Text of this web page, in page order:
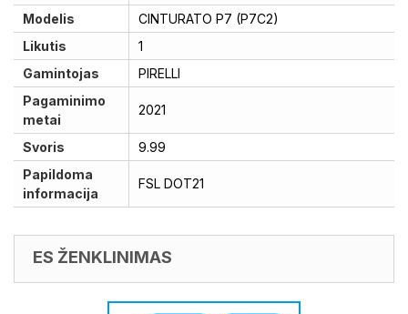
Modelis
CINTURATO P7 (P7C2)
Likutis
1
Gamintojas
PIRELLI
Pagaminimo
metai
2021
Svoris
9.99
Papildoma
informacija
FSL DOT21
ES ŽENKLINIMAS